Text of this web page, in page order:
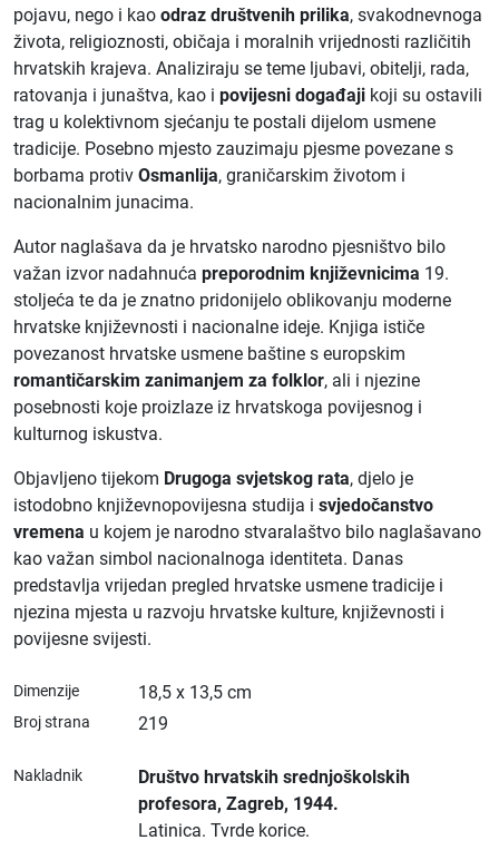
pojavu, nego i kao odraz društvenih prilika, svakodnevnoga
života, religioznosti, običaja i moralnih vrijednosti različitih
hrvatskih krajeva. Analiziraju se teme ljubavi, obitelji, rada,
ratovanja i junaštva, kao i povijesni događaji koji su ostavili
trag u kolektivnom sjećanju te postali dijelom usmene
tradicije. Posebno mjesto zauzimaju pjesme povezane s
borbama protiv Osmanlija, graničarskim životom i
nacionalnim junacima.
Autor naglašava da je hrvatsko narodno pjesništvo bilo
važan izvor nadahnuća preporodnim književnicima 19.
stoljeća te da je znatno pridonijelo oblikovanju moderne
hrvatske književnosti i nacionalne ideje. Knjiga ističe
povezanost hrvatske usmene baštine s europskim
romantičarskim zanimanjem za folklor, ali i njezine
posebnosti koje proizlaze iz hrvatskoga povijesnog i
kulturnog iskustva.
Objavljeno tijekom Drugoga svjetskog rata, djelo je
istodobno književnopovijesna studija i svjedočanstvo
vremena u kojem je narodno stvaralaštvo bilo naglašavano
kao važan simbol nacionalnoga identiteta. Danas
predstavlja vrijedan pregled hrvatske usmene tradicije i
njezina mjesta u razvoju hrvatske kulture, književnosti i
povijesne svijesti.
Dimenzije 18,5 x 13,5 cm
Broj strana 219
Nakladnik
Društvo hrvatskih srednjoškolskih
profesora, Zagreb, 1944.
Latinica. Tvrde korice.